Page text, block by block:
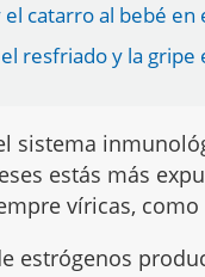
catarro al bebé en
resfriado y la gripe
sistema
estás más
víricas,
estrógenos